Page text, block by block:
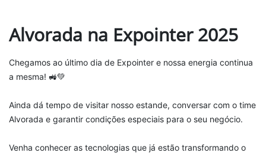
Alvorada na Expointer 2025
Chegamos ao último dia de Expointer e nossa energia continua
a mesma! 🚜💚
Ainda dá tempo de visitar nosso estande, conversar com o time
Alvorada e garantir condições especiais para o seu negócio.
Venha conhecer as tecnologias que já estão transformando o